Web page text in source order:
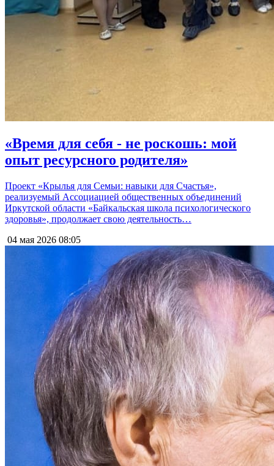
«Время для себя - не роскошь: мой
опыт ресурсного родителя»
Проект «Крылья для Семьи: навыки для Счастья»,
реализуемый Ассоциацией общественных объединений
Иркутской области «Байкальская школа психологического
здоровья», продолжает свою деятельность…
04 мая 2026 08:05